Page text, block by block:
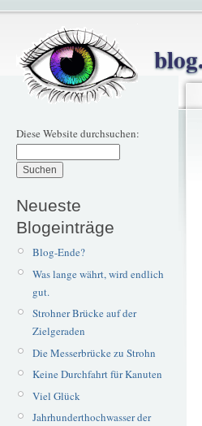
Diese Website durchsuchen:
Neueste
Blogeinträge
Blog-Ende?
Was lange währt, wird endlich
gut.
Strohner Brücke auf der
Zielgeraden
Die Messerbrücke zu Strohn
Keine Durchfahrt für Kanuten
Viel Glück
Jahrhunderthochwasser der